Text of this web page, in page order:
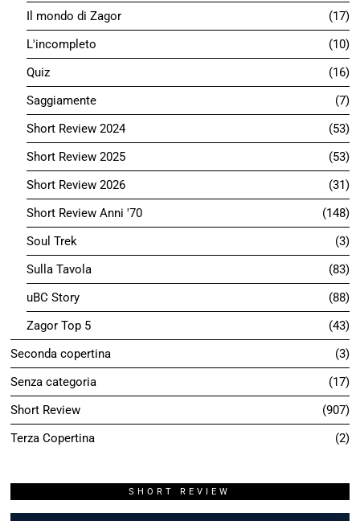
Il mondo di Zagor
17
L'incompleto
10
Quiz
16
Saggiamente
7
Short Review 2024
53
Short Review 2025
53
Short Review 2026
31
Short Review Anni '70
148
Soul Trek
3
Sulla Tavola
83
uBC Story
88
Zagor Top 5
43
Seconda copertina
3
Senza categoria
17
Short Review
907
Terza Copertina
2
SHORT REVIEW